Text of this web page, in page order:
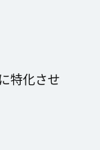
特化させ